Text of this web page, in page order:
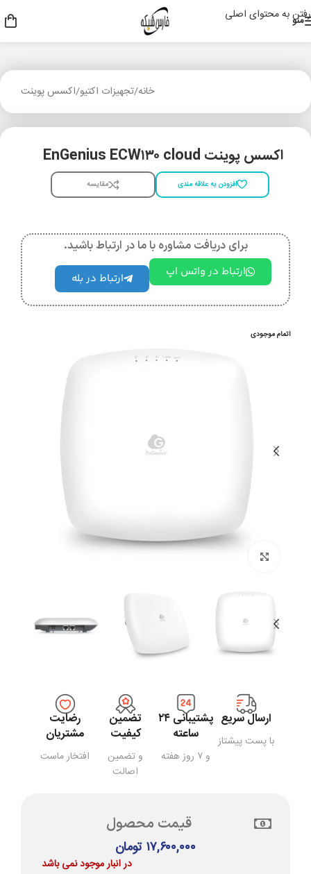
رفتن به محتوای اصلی
منو
خانه/تجهیزات اکتیو/اکسس پوینت
اکسس پوینت EnGenius ECW۱۳۰ cloud
افزودن به علاقه مندی مقایسه
برای دریافت مشاوره با ما در ارتباط باشید.
ارتباط در واتس اپ ارتباط در بله
اتمام موجودی
ارسال سریع
با پست پیشتاز
پشتیبانی ۲۴
ساعته
و ۷ روز هفته
تضمین
کیفیت
و تضمین
اصالت
رضایت
مشتریان
افتخار ماست
قیمت محصول
۱۷,۶۰۰,۰۰۰ تومان
در انبار موجود نمی باشد